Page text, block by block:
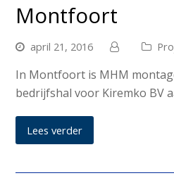
Montfoort
april 21, 2016
In Montfoort is MHM
bedrijfshal voor Kiremko BV
Lees verder